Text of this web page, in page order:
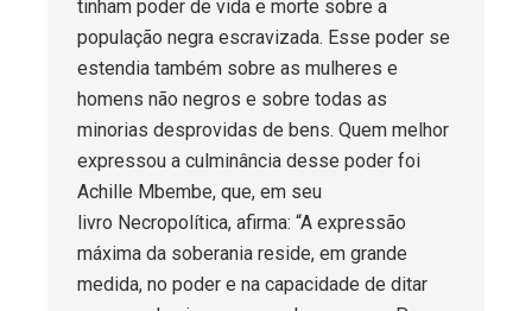
tinham poder de vida e morte sobre a
população negra escravizada. Esse poder se
estendia também sobre as mulheres e
homens não negros e sobre todas as
minorias desprovidas de bens. Quem melhor
expressou a culminância desse poder foi
Achille Mbembe, que, em seu
livro Necropolítica, afirma: “A expressão
máxima da soberania reside, em grande
medida, no poder e na capacidade de ditar